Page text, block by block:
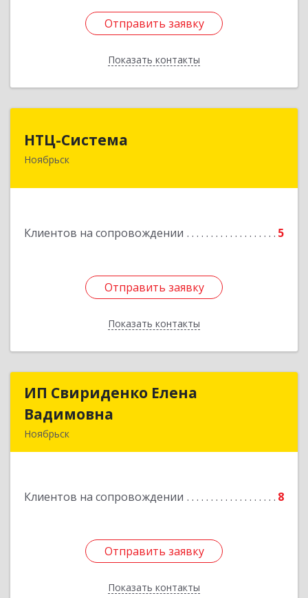
Отправить заявку
Показать контакты
Отправить заявку
Назад
НТЦ-Система
Ноябрьск
Клиентов на сопровождении 5
Отправить заявку
Показать контакты
629804, Ямало-Ненецкий АО, Ноябрьск г, 60 лет
Отправить заявку
Назад
ИП Свириденко Елена
Вадимовна
Ноябрьск
Клиентов на сопровождении 8
Отправить заявку
Показать контакты
ИП Свириденко Елена
Подробнее
Отправить заявку
Назад